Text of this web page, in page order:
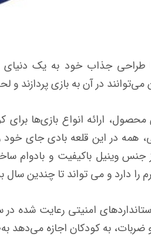
طراحی جذاب خود به یک دنیای
در آن به بازی پردازند
ارائه انواع بازی‌ها
همه در این قلعه بادی جای
کد 48666 از جنس وینیل
استانداردهای امنیتی رعایت
ضربات، به کودکان اجازه می‌دهد